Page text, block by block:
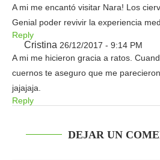
A mi me encantó visitar Nara! Los
Genial poder revivir la experiencia
Reply
Cristina 26/12/2017 - 9:14 PM
A mi me hicieron gracia a ratos.
cuernos te aseguro que me
jajajaja.
Reply
DEJAR UN